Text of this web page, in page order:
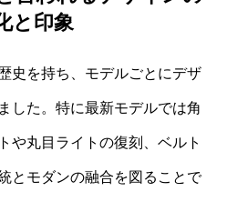
と印象
史を持ち、モデルごとにデザ
した。特に最新モデルでは角
や丸目ライトの復刻、ベルト
とモダンの融合を図ることで